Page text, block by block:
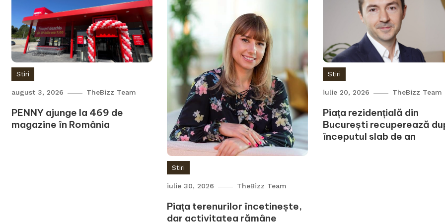
Stiri
august 3, 2026 TheBizz Team
PENNY ajunge la 469 de
magazine în România
Stiri
iulie 30, 2026 TheBizz Team
Piața terenurilor încetinește,
dar activitatea rămâne
Stiri
iulie 20, 2026 TheBizz Team
Piața rezidențială din
București recuperează
începutul slab de an